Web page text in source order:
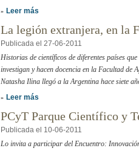
» Leer más
La legión extranjera, en la
Publicada el 27-06-2011
Historias de científicos de diferentes países
investigan y hacen docencia en la Facultad de
Natasha Ilina llegó a la Argentina hace siete
» Leer más
PCyT Parque Científico y
Publicada el 10-06-2011
Lo invita a participar del Encuentro: